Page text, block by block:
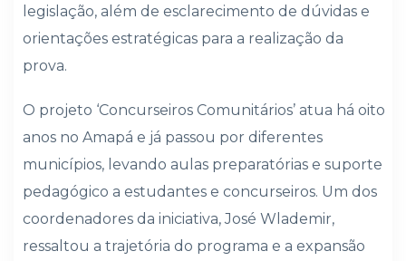
legislação, além de esclarecimento de dúvidas e
orientações estratégicas para a realização da
prova.
O projeto ‘Concurseiros Comunitários’ atua há oito
anos no Amapá e já passou por diferentes
municípios, levando aulas preparatórias e suporte
pedagógico a estudantes e concurseiros. Um dos
coordenadores da iniciativa, José Wlademir,
ressaltou a trajetória do programa e a expansão